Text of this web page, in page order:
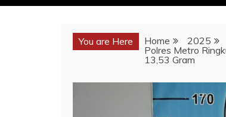
You are Here Home 2025
Polres Metro
13,53 Gram